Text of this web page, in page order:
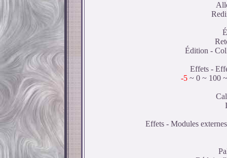
Édition -
Effets -
-5~ 0 ~ 100
Effets - Modules